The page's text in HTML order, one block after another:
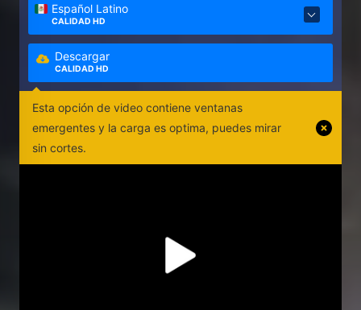
Español Latino
CALIDAD HD
Descargar
CALIDAD HD
Esta opción de video contiene ventanas
emergentes y la carga es optima, puedes mirar
sin cortes.